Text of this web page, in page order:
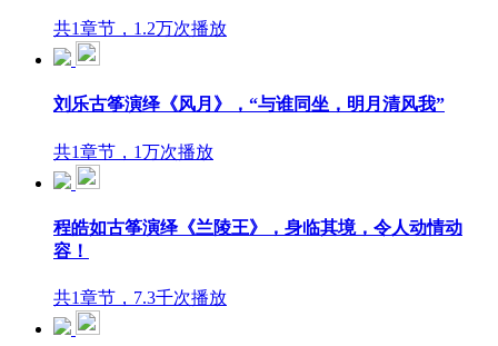
共1章节，1.2万次播放
刘乐古筝演绎《风月》，“与谁同坐，明月清风我”
共1章节，1万次播放
程皓如古筝演绎《兰陵王》，身临其境，令人动情动
容！
共1章节，7.3千次播放